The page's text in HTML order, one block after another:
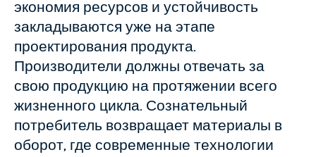
экономия ресурсов и устойчивость
закладываются уже на этапе
проектирования продукта.
Производители должны отвечать за
свою продукцию на протяжении всего
жизненного цикла. Сознательный
потребитель возвращает материалы в
оборот, где современные технологии